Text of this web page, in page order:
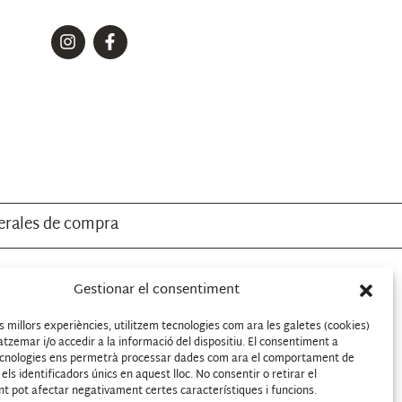
Gestionar el consentiment
millors experiències, utilitzem tecnologies com ara les galetes (cookies)
i/o accedir a la informació del dispositiu. El consentiment a
ens permetrà processar dades com ara el comportament de
identificadors únics en aquest lloc. No consentir o retirar el
pot afectar negativament certes característiques i funcions.
de compra
Operación: implementación